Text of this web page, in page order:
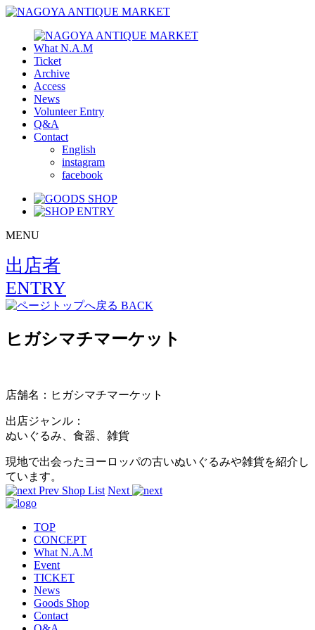
What N.A.M
Ticket
Archive
Access
News
Volunteer Entry
Q&A
Contact
English
instagram
facebook
MENU
出店者
ENTRY
BACK
ヒガシマチマーケット
店舗名：ヒガシマチマーケット
出店ジャンル：
ぬいぐるみ、食器、雑貨
現地で出会ったヨーロッパの古いぬいぐるみや雑貨を紹介し
ています。
Prev Shop List Next
TOP
CONCEPT
What N.A.M
Event
TICKET
News
Goods Shop
Contact